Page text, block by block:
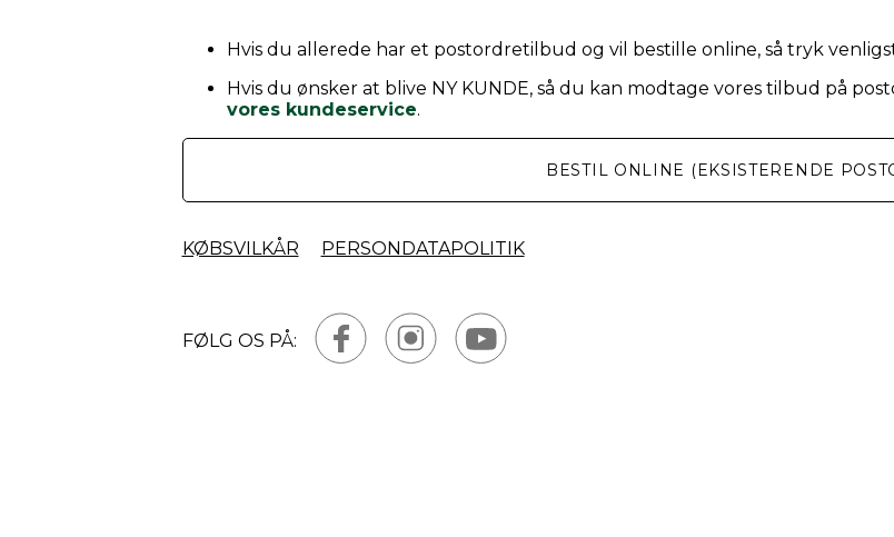
Hvis du allerede har et postordretilbud og vil bestille online, så tryk
Hvis du ønsker at blive NY KUNDE, så du kan modtage vores tilbud på
vores kundeservice.
BESTIL ONLINE (EKSISTERENDE
KØBSVILKÅR PERSONDATAPOLITIK
FØLG OS PÅ: